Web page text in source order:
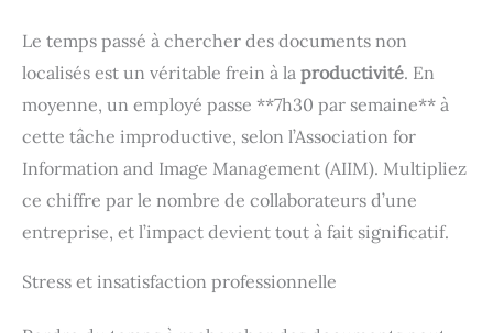
Le temps passé à chercher des documents non
localisés est un véritable frein à la productivité. En
moyenne, un employé passe **7h30 par semaine** à
cette tâche improductive, selon l’Association for
Information and Image Management (AIIM). Multipliez
ce chiffre par le nombre de collaborateurs d’une
entreprise, et l’impact devient tout à fait significatif.
Stress et insatisfaction professionnelle